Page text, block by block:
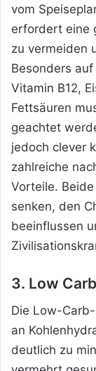
vom
erfordert eine
zu vermeiden
Besonders
Vitamin B12,
Fettsäuren
geachtet
jedoch clever
zahlreiche
Vorteile.
senken, den
beeinflussen
3. Low
Die Low-
an
deutlich zu